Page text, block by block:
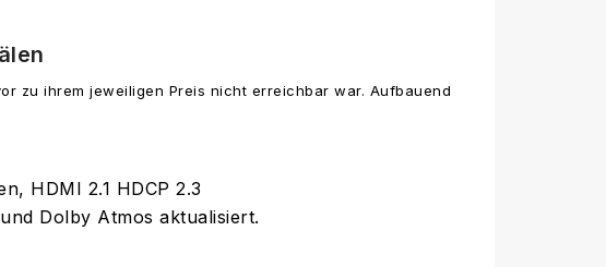
zu ihrem jeweiligen Preis nicht erreichbar war. Aufbauend
HDMI 2.1 HDCP 2.3
Dolby Atmos aktualisiert.